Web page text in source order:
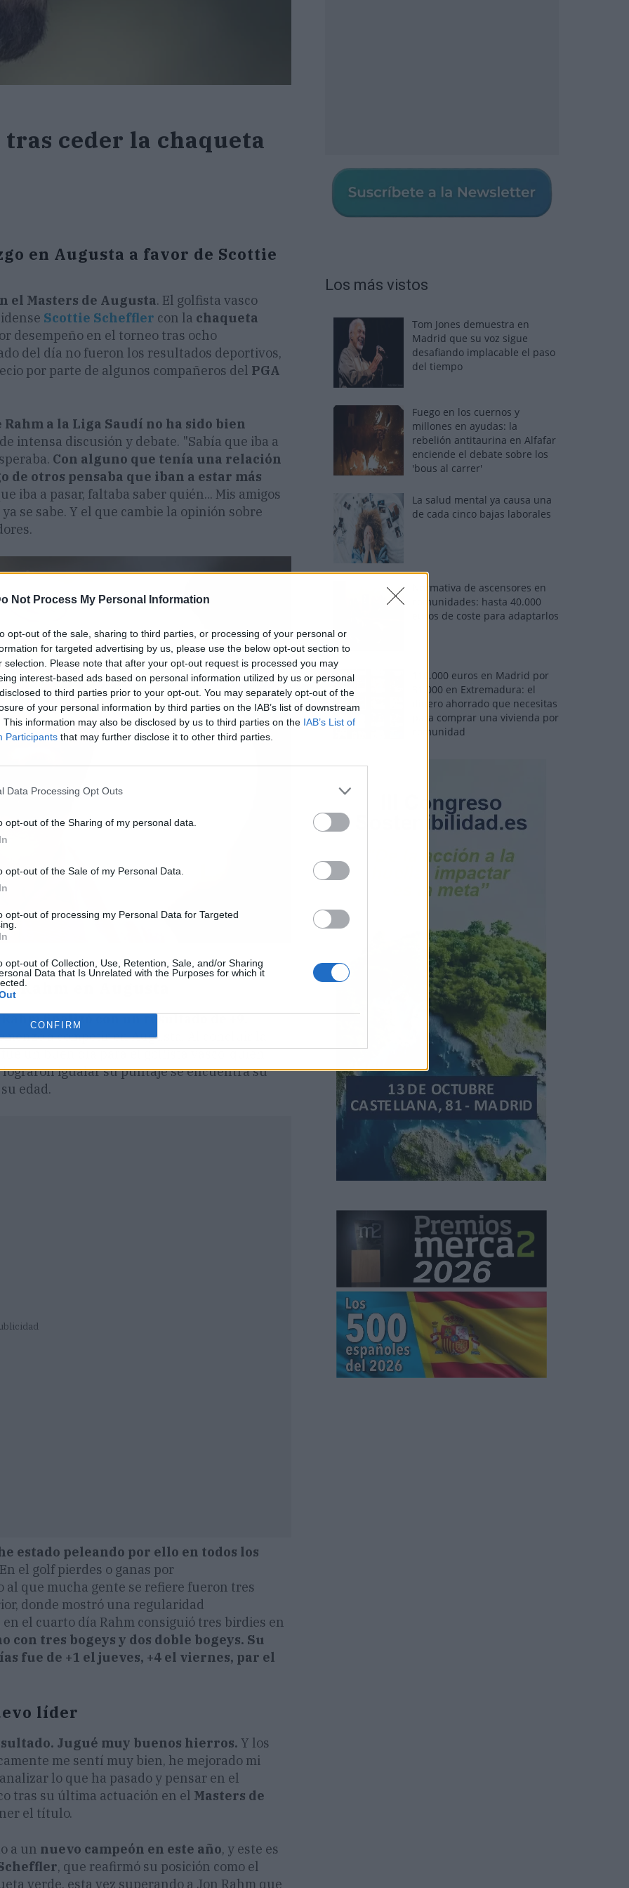
Not Process My Personal Information
opt-out of the sale, sharing to third parties, or processing of your personal or
for targeted advertising by us, please use the below opt-out section to
selection. Please note that after your opt-out request is processed you may
interest-based ads based on personal information utilized by us or personal
to third parties prior to your opt-out. You may separately opt-out of the
of your personal information by third parties on the IAB’s list of downstream
This information may also be disclosed by us to third parties on the IAB’s List of
Participants that may further disclose it to other third parties.
Data Processing Opt Outs
opt-out of the Sharing of my personal data.
opt-out of the Sale of my Personal Data.
opt-out of processing my Personal Data for Targeted
opt-out of Collection, Use, Retention, Sale, and/or Sharing
Data that Is Unrelated with the Purposes for which it
CONFIRM
tras ceder la chaqueta
en Augusta a favor de Scottie
el Masters de Augusta. El golfista vasco
Scottie Scheffler con la chaqueta
desempeño en el torneo tras ocho
del día no fueron los resultados deportivos,
por parte de algunos compañeros del PGA
a la Liga Saudí no ha sido bien
intensa discusión y debate. "Sabía que iba a
Con alguno que tenía una relación
de otros pensaba que iban a estar más
iba a pasar, faltaba saber quién... Mis amigos
se sabe. Y el que cambie la opinión sobre
Rahm en Augusta
finalizó con un resultado de +9,
a competir en Augusta. Al concluir la
un buen día para el golfista vasco, quien
igualar su puntaje se encuentra su
edad.
estado peleando por ello en todos los
el golf pierdes o ganas por
al que mucha gente se refiere fueron tres
donde mostró una regularidad
el cuarto día Rahm consiguió tres birdies en
con tres bogeys y dos doble bogeys. Su
fue de +1 el jueves, +4 el viernes, par el
líder
Jugué muy buenos hierros. Y los
me sentí muy bien, he mejorado mi
lo que ha pasado y pensar en el
tras su última actuación en el Masters de
el título.
a un nuevo campeón en este año, y este es
, que reafirmó su posición como el
verde, esta vez superando a Jon Rahm que
Los más vistos
Tom Jones demuestra en
Madrid que su voz sigue
desafiando implacable el paso
del tiempo
Fuego en los cuernos y
millones en ayudas: la
rebelión antitaurina en Alfafar
enciende el debate sobre los
'bous al carrer'
La salud mental ya causa una
de cada cinco bajas laborales
Normativa de ascensores en
comunidades: hasta 40.000
euros de coste para adaptarlos
110.000 euros en Madrid por
31.000 en Extremadura: el
dinero ahorrado que necesitas
para comprar una vivienda por
comunidad